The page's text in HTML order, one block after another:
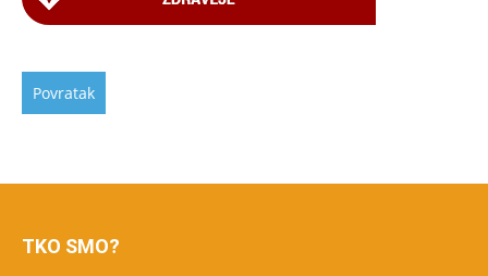
TKO SMO?